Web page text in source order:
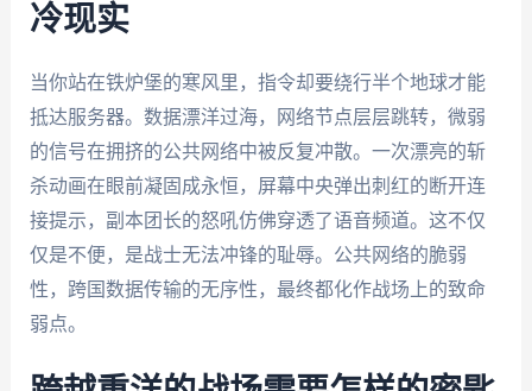
冷现实
当你站在铁炉堡的寒风里，指令却要绕行半个地球才能
抵达服务器。数据漂洋过海，网络节点层层跳转，微弱
的信号在拥挤的公共网络中被反复冲散。一次漂亮的斩
杀动画在眼前凝固成永恒，屏幕中央弹出刺红的断开连
接提示，副本团长的怒吼仿佛穿透了语音频道。这不仅
仅是不便，是战士无法冲锋的耻辱。公共网络的脆弱
性，跨国数据传输的无序性，最终都化作战场上的致命
弱点。